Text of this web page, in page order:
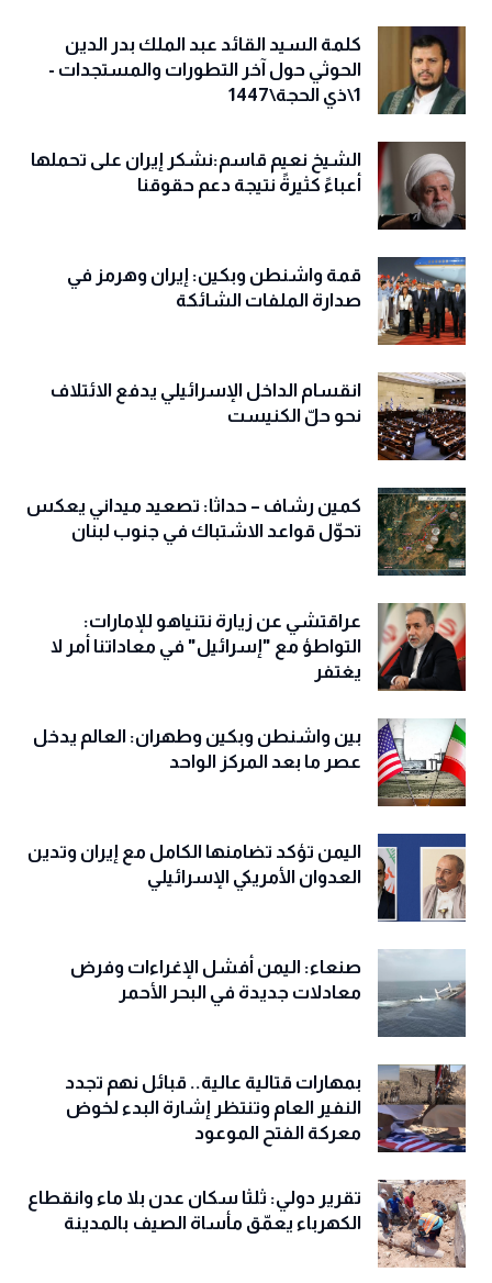
كلمة السيد القائد عبد الملك بدر الدين
الحوثي حول آخر التطورات والمستجدات -
1\ذي الحجة\1447
الشيخ نعيم قاسم:نشكر إيران على تحملها
أعباءً كثيرةً نتيجة دعم حقوقنا
قمة واشنطن وبكين: إيران وهرمز في
صدارة الملفات الشائكة
انقسام الداخل الإسرائيلي يدفع الائتلاف
نحو حلّ الكنيست
كمين رشاف – حداثا: تصعيد ميداني يعكس
تحوّل قواعد الاشتباك في جنوب لبنان
عراقتشي عن زيارة نتنياهو للإمارات:
التواطؤ مع "إسرائيل" في معاداتنا أمر لا
يغتفر
بين واشنطن وبكين وطهران: العالم يدخل
عصر ما بعد المركز الواحد
اليمن تؤكد تضامنها الكامل مع إيران وتدين
العدوان الأمريكي الإسرائيلي
صنعاء: اليمن أفشل الإغراءات وفرض
معادلات جديدة في البحر الأحمر
بمهارات قتالية عالية.. قبائل نهم تجدد
النفير العام وتنتظر إشارة البدء لخوض
معركة الفتح الموعود
تقرير دولي: ثلثا سكان عدن بلا ماء وانقطاع
الكهرباء يعمّق مأساة الصيف بالمدينة